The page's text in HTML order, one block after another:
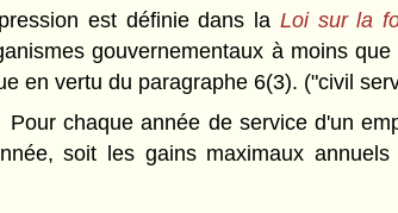
est définie dans la Loi sur la
gouvernementaux à moins
en vertu du paragraphe 6(3). ("civil
Pour chaque année de service d'un
soit les gains maximaux